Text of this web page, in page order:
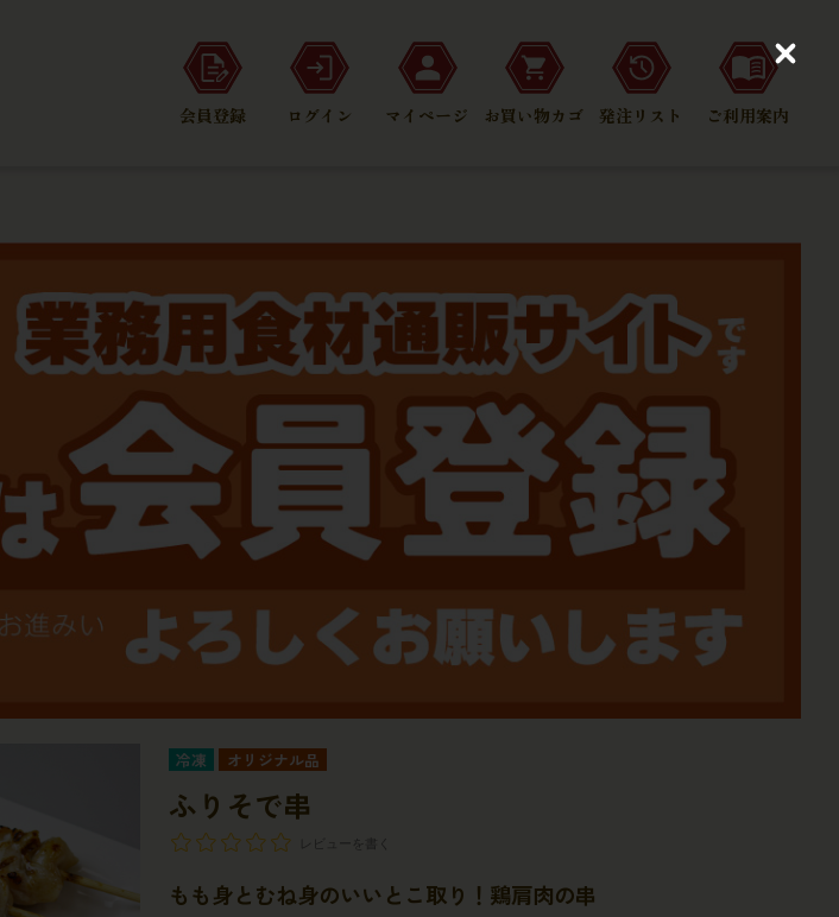
会員登録 ログイン マイページ お買い物カゴ 発注リスト ご利用案内
冷凍 オリジナル品
ふりそで串
レビューを書く
もも身とむね身のいいとこ取り！鶏肩肉の串
C
o
s